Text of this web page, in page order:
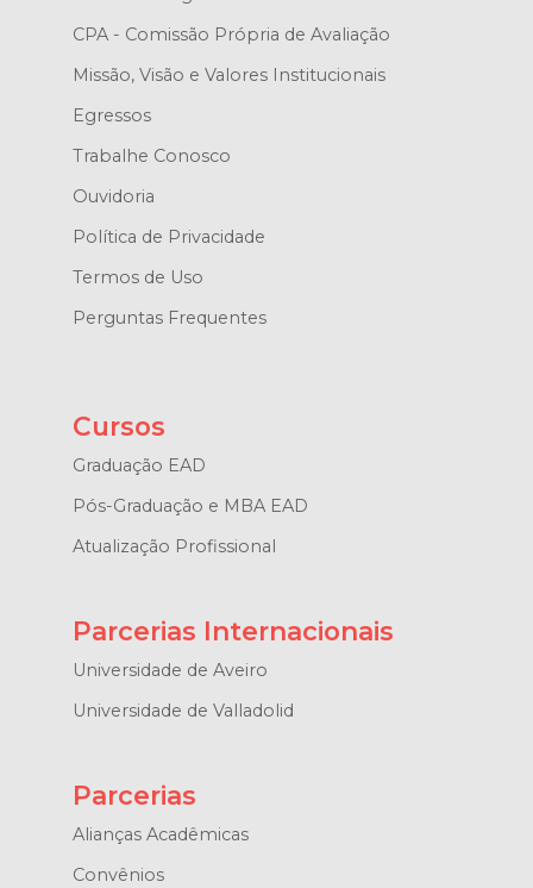
CPA - Comissão Própria de Avaliação
Missão, Visão e Valores Institucionais
Egressos
Trabalhe Conosco
Ouvidoria
Política de Privacidade
Termos de Uso
Perguntas Frequentes
Cursos
Graduação EAD
Pós-Graduação e MBA EAD
Atualização Profissional
Parcerias Internacionais
Universidade de Aveiro
Universidade de Valladolid
Parcerias
Alianças Acadêmicas
Convênios